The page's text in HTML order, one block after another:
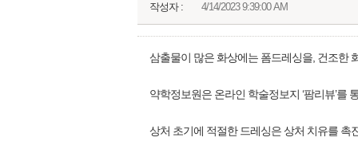
작성자 : 4/14/2023 9:39:00 AM
삼출물이 많은 화상에는 폼드레싱을, 건조한
약학정보원은 온라인 학술정보지 ‘팜리뷰’
상처 초기에 적절한 드레싱은 상처 치유를 촉